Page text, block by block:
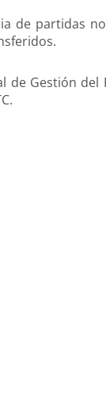
de partidas
Gestión del